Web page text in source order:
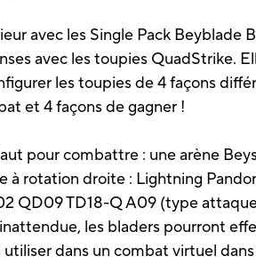
avec les Single Pack Beyblade
avec les toupies QuadStrike.
les toupies de 4 façons
et 4 façons de gagner !
pour combattre : une arène
rotation droite : Lightning
QD09 TD18-Q A09 (type
les bladers pourront
dans un combat virtuel